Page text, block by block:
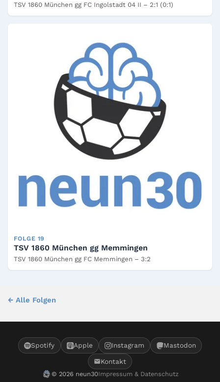
TSV 1860 München gg FC Ingolstadt 04 II – 2:1 (0:1)
FOLGE 19
TSV 1860 München gg Memmingen
TSV 1860 München gg FC Memmingen – 3:2
← Alle Folgen
Spotify Apple Instagram Mastodon
Kontakt
© 2026 neun30Impressum & Datenschutz